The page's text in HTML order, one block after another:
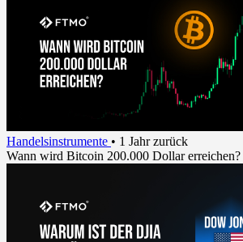
Handelsinstrumente • 1 Jahr zurück
Wann wird Bitcoin 200.000 Dollar erreichen?